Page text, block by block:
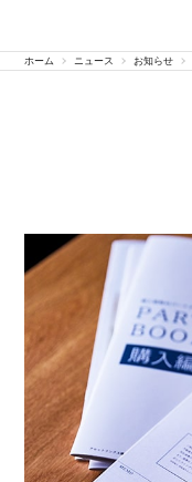
ホーム ニュース お知らせ